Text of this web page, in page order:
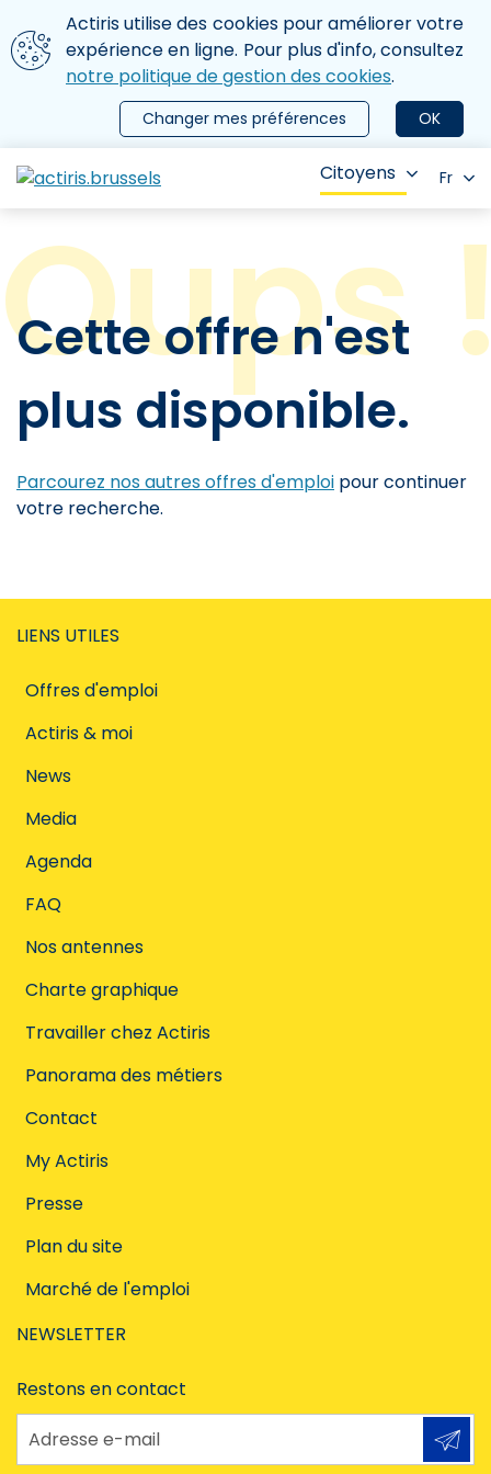
Aller au contenu principal
Nous utilisons des cookies
Actiris utilise des cookies pour améliorer votre
expérience en ligne. Pour plus d'info, consultez
notre politique de gestion des cookies.
OK
Changer mes préférences
le menu
Citoyens Fr
Cette offre n'est
plus disponible.
Parcourez nos autres offres d'emploi pour continuer
votre recherche.
LIENS UTILES
Offres d'emploi
Actiris & moi
News
Media
Agenda
FAQ
Nos antennes
Charte graphique
Travailler chez Actiris
Panorama des métiers
Contact
My Actiris
Presse
Plan du site
Marché de l'emploi
NEWSLETTER
Restons en contact
Adresse e-mail